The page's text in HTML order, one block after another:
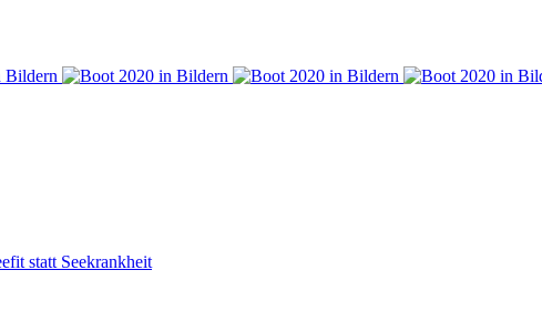
statt Seekrankheit